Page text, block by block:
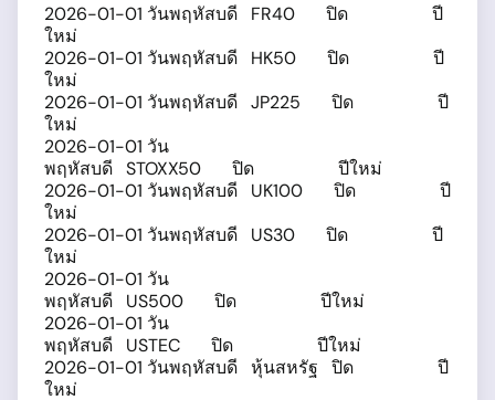
2026-01-01 วันพฤหัสบดี FR40 ปิด ปี
ใหม่
2026-01-01 วันพฤหัสบดี HK50 ปิด ปี
ใหม่
2026-01-01 วันพฤหัสบดี JP225 ปิด ปี
ใหม่
2026-01-01 วัน
พฤหัสบดี STOXX50 ปิด ปีใหม่
2026-01-01 วันพฤหัสบดี UK100 ปิด ปี
ใหม่
2026-01-01 วันพฤหัสบดี US30 ปิด ปี
ใหม่
2026-01-01 วัน
พฤหัสบดี US500 ปิด ปีใหม่
2026-01-01 วัน
พฤหัสบดี USTEC ปิด ปีใหม่
2026-01-01 วันพฤหัสบดี หุ้นสหรัฐ ปิด ปี
ใหม่